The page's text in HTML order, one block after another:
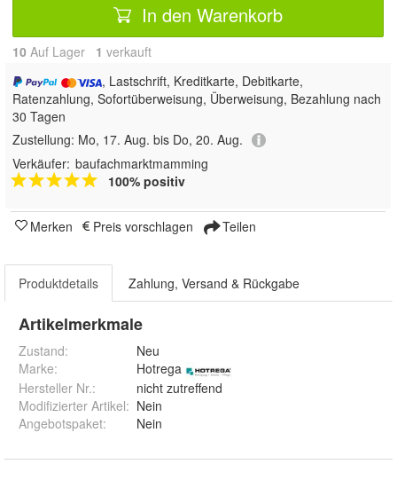
In den Warenkorb
10 Auf Lager 1 verkauft
, Lastschrift, Kreditkarte, Debitkarte,
Ratenzahlung, Sofortüberweisung, Überweisung, Bezahlung nach
30 Tagen
Zustellung: Mo, 17. Aug. bis Do, 20. Aug.
Verkäufer: baufachmarktmamming
100% positiv
Merken Preis vorschlagen Teilen
Produktdetails Zahlung, Versand & Rückgabe
Artikelmerkmale
Zustand:
Neu
Marke:
Hotrega
Hersteller Nr.:
nicht zutreffend
Modifizierter Artikel: Nein
Angebotspaket: Nein